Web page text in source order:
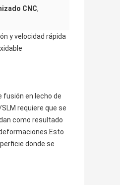
CNC,
y velocidad rápida
fusión en lecho de
requiere que se
como resultado
donde se